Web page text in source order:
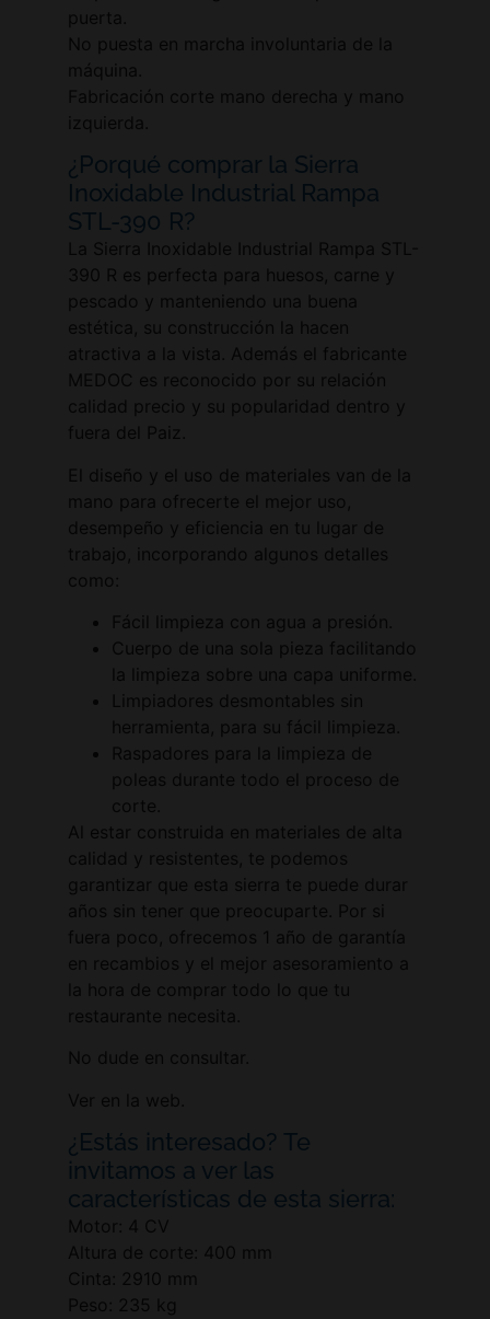
puerta.
No puesta en marcha involuntaria de la
máquina.
Fabricación corte mano derecha y mano
izquierda.
¿Porqué comprar la Sierra
Inoxidable Industrial Rampa
STL-390 R?
La Sierra Inoxidable Industrial Rampa STL-
390 R es perfecta para huesos, carne y
pescado y manteniendo una buena
estética, su construcción la hacen
atractiva a la vista. Además el fabricante
MEDOC es reconocido por su relación
calidad precio y su popularidad dentro y
fuera del Paiz.
El diseño y el uso de materiales van de la
mano para ofrecerte el mejor uso,
desempeño y eficiencia en tu lugar de
trabajo, incorporando algunos detalles
como:
Fácil limpieza con agua a presión.
Cuerpo de una sola pieza facilitando
la limpieza sobre una capa uniforme.
Limpiadores desmontables sin
herramienta, para su fácil limpieza.
Raspadores para la limpieza de
poleas durante todo el proceso de
corte.
Al estar construida en materiales de alta
calidad y resistentes, te podemos
garantizar que esta sierra te puede durar
años sin tener que preocuparte. Por si
fuera poco, ofrecemos 1 año de garantía
en recambios y el mejor asesoramiento a
la hora de comprar todo lo que tu
restaurante necesita.
No dude en consultar.
Ver en la web.
¿Estás interesado? Te
invitamos a ver las
características de esta sierra:
Motor: 4 CV
Altura de corte: 400 mm
Cinta: 2910 mm
Peso: 235 kg